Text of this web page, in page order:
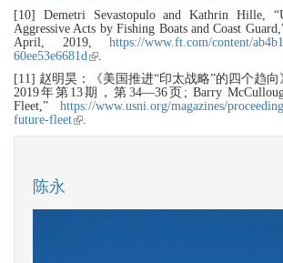
[10] Demetri Sevastopulo and Kathrin Hille,
Aggressive Acts by Fishing Boats and Coast
April, 2019, https://www.ft.com/content/
60ee53e6681d (link is external)
[11] 赵明昊：《美国推进“印太战略”的四个趋向
2019年第13期，第34—36页; Barry
Fleet,” https://www.usni.org/magazines/
future-fleet(link is external)
陈永